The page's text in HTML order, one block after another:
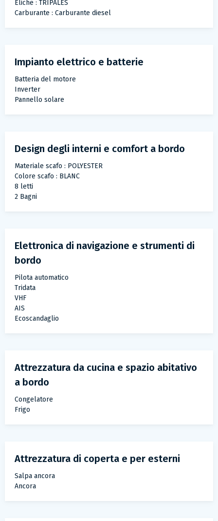
Eliche : TRIPALES
Carburante : Carburante diesel
Impianto elettrico e batterie
Batteria del motore
Inverter
Pannello solare
Design degli interni e comfort a bordo
Materiale scafo : POLYESTER
Colore scafo : BLANC
8 letti
2 Bagni
Elettronica di navigazione e strumenti di
bordo
Pilota automatico
Tridata
VHF
AIS
Ecoscandaglio
Attrezzatura da cucina e spazio abitativo
a bordo
Congelatore
Frigo
Attrezzatura di coperta e per esterni
Salpa ancora
Ancora